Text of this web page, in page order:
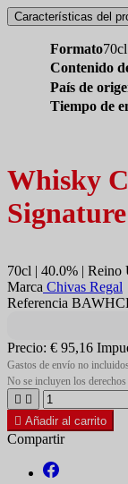
Características del
Formato70cl
Contenido
País de
Tiempo de
Whisky
70cl | 40.0% | Reino
Marca Chivas Regal
Referencia
Precio: € 95,16
Gastos de envío no
No se incluyen los
 
 Añadir al carrito
Compartir